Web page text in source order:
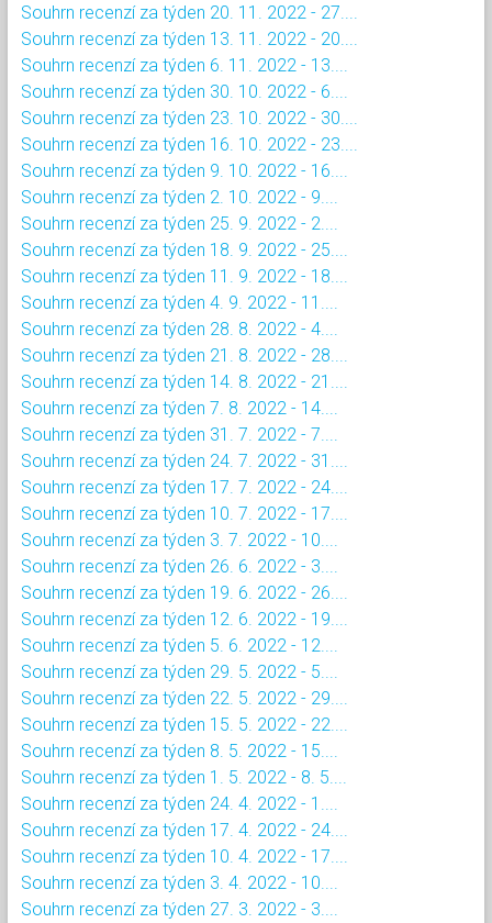
Souhrn recenzí za týden 20. 11. 2022 - 27....
Souhrn recenzí za týden 13. 11. 2022 - 20....
Souhrn recenzí za týden 6. 11. 2022 - 13....
Souhrn recenzí za týden 30. 10. 2022 - 6....
Souhrn recenzí za týden 23. 10. 2022 - 30....
Souhrn recenzí za týden 16. 10. 2022 - 23....
Souhrn recenzí za týden 9. 10. 2022 - 16....
Souhrn recenzí za týden 2. 10. 2022 - 9....
Souhrn recenzí za týden 25. 9. 2022 - 2....
Souhrn recenzí za týden 18. 9. 2022 - 25....
Souhrn recenzí za týden 11. 9. 2022 - 18....
Souhrn recenzí za týden 4. 9. 2022 - 11....
Souhrn recenzí za týden 28. 8. 2022 - 4....
Souhrn recenzí za týden 21. 8. 2022 - 28....
Souhrn recenzí za týden 14. 8. 2022 - 21....
Souhrn recenzí za týden 7. 8. 2022 - 14....
Souhrn recenzí za týden 31. 7. 2022 - 7....
Souhrn recenzí za týden 24. 7. 2022 - 31....
Souhrn recenzí za týden 17. 7. 2022 - 24....
Souhrn recenzí za týden 10. 7. 2022 - 17....
Souhrn recenzí za týden 3. 7. 2022 - 10....
Souhrn recenzí za týden 26. 6. 2022 - 3....
Souhrn recenzí za týden 19. 6. 2022 - 26....
Souhrn recenzí za týden 12. 6. 2022 - 19....
Souhrn recenzí za týden 5. 6. 2022 - 12....
Souhrn recenzí za týden 29. 5. 2022 - 5....
Souhrn recenzí za týden 22. 5. 2022 - 29....
Souhrn recenzí za týden 15. 5. 2022 - 22....
Souhrn recenzí za týden 8. 5. 2022 - 15....
Souhrn recenzí za týden 1. 5. 2022 - 8. 5....
Souhrn recenzí za týden 24. 4. 2022 - 1....
Souhrn recenzí za týden 17. 4. 2022 - 24....
Souhrn recenzí za týden 10. 4. 2022 - 17....
Souhrn recenzí za týden 3. 4. 2022 - 10....
Souhrn recenzí za týden 27. 3. 2022 - 3....